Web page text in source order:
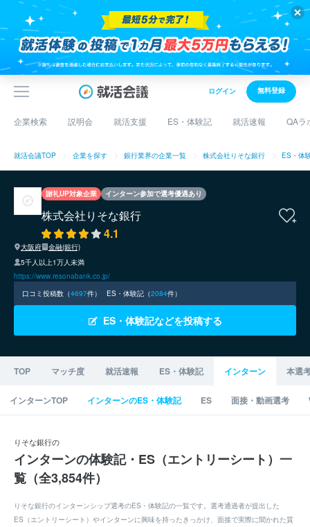
ログイン 無料登録
企業検索 説明会 就活支援 ES・体験記 就活速報 QAラ
就活会議TOP 企業を探す 銀行業界の企業一覧 株式会社りそな銀行 ES・体
謝礼UP対象企業 インターン参加で選考優遇あり
株式会社りそな銀行
4.1
大阪府
金融(銀行)
5千人以上1万人未満
https://www.resonabank.co.jp/
口コミ投稿数（4697件） ES・体験記（2084件）
ES・体験記などを投稿する
TOP マッチ度 就活速報 ES・体験記 インターン 本選
インターンTOP インターンのES・体験記 ES 面接・動画選考
りそな銀行の
インターンの体験記・ES（エントリーシート）一
覧（全3,854件）
りそな銀行のインターンシップ選考のES・体験記の一覧です。選考通過者が提出した
ES（エントリーシート）やインターンに興味を持ったきっかけ、面接で実際に聞かれた質